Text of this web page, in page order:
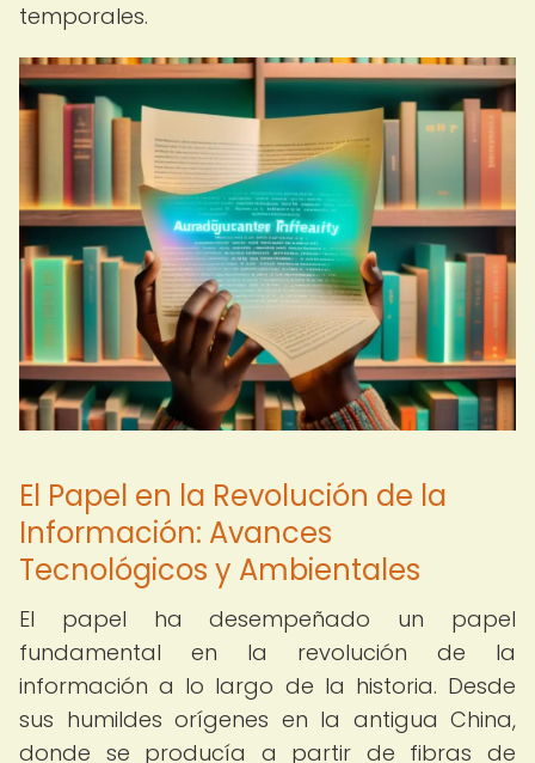
temporales.
El Papel en la Revolución de la
Información: Avances
Tecnológicos y Ambientales
El papel ha desempeñado un papel
fundamental en la revolución de la
información a lo largo de la historia. Desde
sus humildes orígenes en la antigua China,
donde se producía a partir de fibras de